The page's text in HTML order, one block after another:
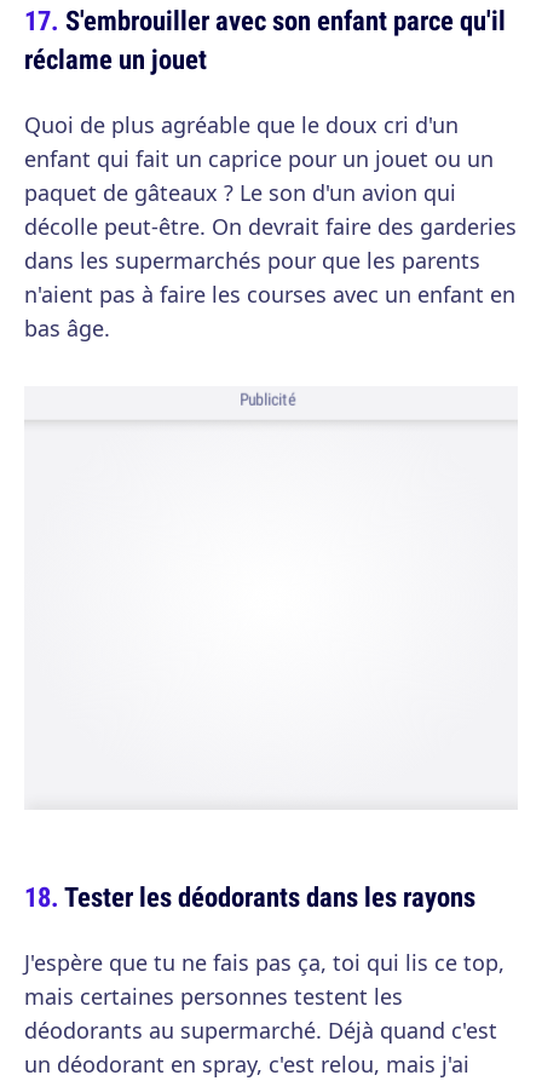
S'embrouiller avec son enfant parce qu'il
réclame un jouet
Quoi de plus agréable que le doux cri d'un
enfant qui fait un caprice pour un jouet ou un
paquet de gâteaux ? Le son d'un avion qui
décolle peut-être. On devrait faire des garderies
dans les supermarchés pour que les parents
n'aient pas à faire les courses avec un enfant en
bas âge.
Publicité
Tester les déodorants dans les rayons
J'espère que tu ne fais pas ça, toi qui lis ce top,
mais certaines personnes testent les
déodorants au supermarché. Déjà quand c'est
un déodorant en spray, c'est relou, mais j'ai